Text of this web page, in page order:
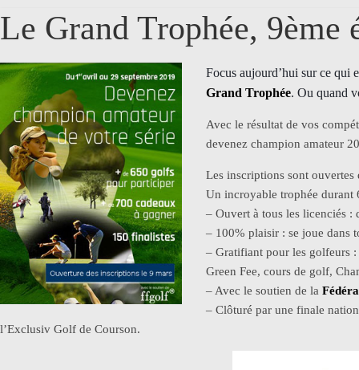
Le Grand Trophée, 9ème
Focus aujourd’hui sur ce qui
Grand Trophée. Ou quand
Avec le résultat de vos
devenez champion amateur
Les inscriptions sont
Un incroyable trophée durant
– Ouvert à tous les licenciés
– 100% plaisir : se joue dans
– Gratifiant pour les golfeurs :
Green Fee, cours de golf,
– Avec le soutien de la
– Clôturé par une finale
l’Exclusiv Golf de Courson.